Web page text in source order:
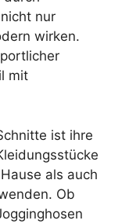
nur
wirken.
mit
ist ihre
als auch
Ob